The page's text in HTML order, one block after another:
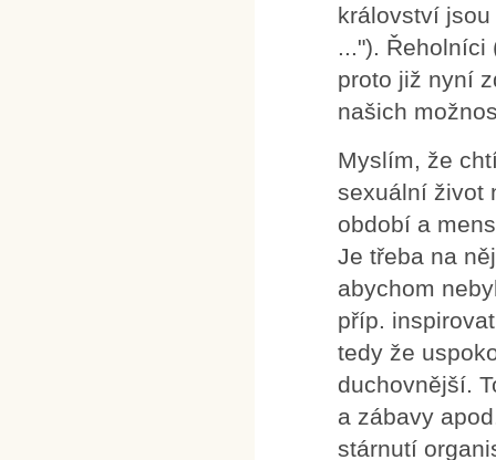
království
...").
proto již nyní
našich
Myslím, že
sexuální život
období a
Je třeba na
abychom
příp.
tedy že
duchovnější.
a zábavy
stárnutí